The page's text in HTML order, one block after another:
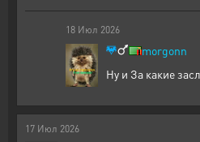
18 Июл 2026
morgonn
Ну и За какие
17 Июл 2026